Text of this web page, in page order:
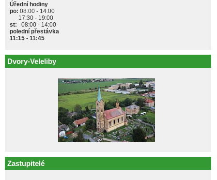
Úřední hodiny
po: 08:00 - 14:00
17:30 - 19:00
st: 08:00 - 14:00
polední přestávka
11:15 - 11:45
Dvory-Veleliby
Zastupitelé